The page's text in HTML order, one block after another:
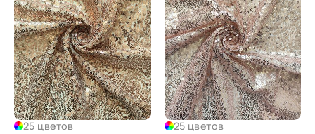
25 цветов 25 цветов